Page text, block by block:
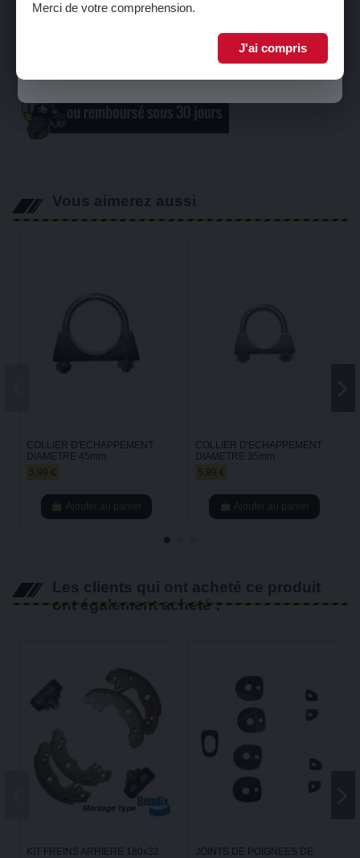
Equipements Raid & 4L TROPHY
Vous aimerez aussi
COLLIER D'ECHAPPEMENT
DIAMETRE 45mm
5,99 €
Ajouter au panier
COLLIER D'ECHAPPEMENT
DIAMETRE 35mm
5,99 €
Ajouter au panier
Les clients qui ont acheté ce produit
ont également acheté :
KIT FREINS ARRIERE 180x32
JOINTS DE POIGNEES DE
Merci de votre comprehension.
J'ai compris